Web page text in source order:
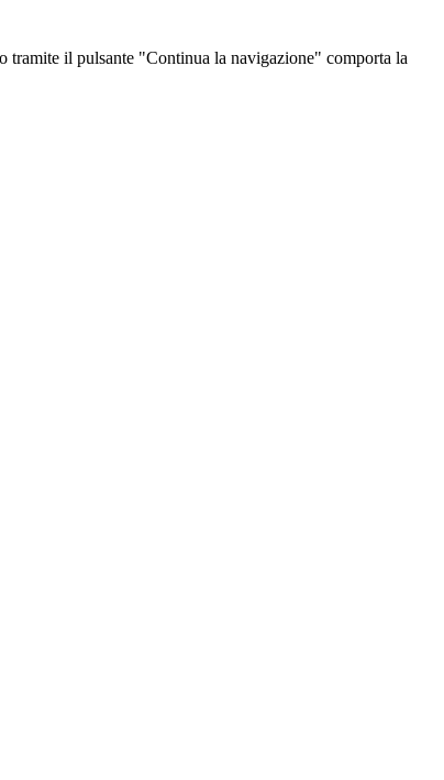
tramite il pulsante "Continua la navigazione" comporta la